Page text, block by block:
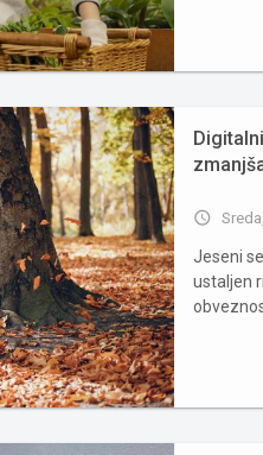
access_time
Jeseni
ustaljen